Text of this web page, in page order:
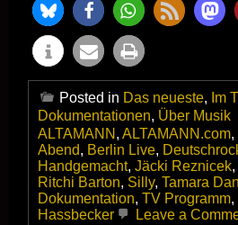
Posted in Das neueste, Im
Dokumentationen, Über Musik
ALTAMANN , ALTAMANN.com,
Abend, Berlin Live,
Handgemacht, Jäcki Reznicek,
Ritchi Barton, Silly, Tamara
Dokumentation, TV Programm,
Hassbecker
Leave a